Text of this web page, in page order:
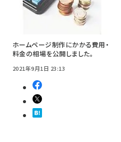
ホームページ制作にかかる費用・
料金の相場を公開しました。
2021年9月1日 23:13